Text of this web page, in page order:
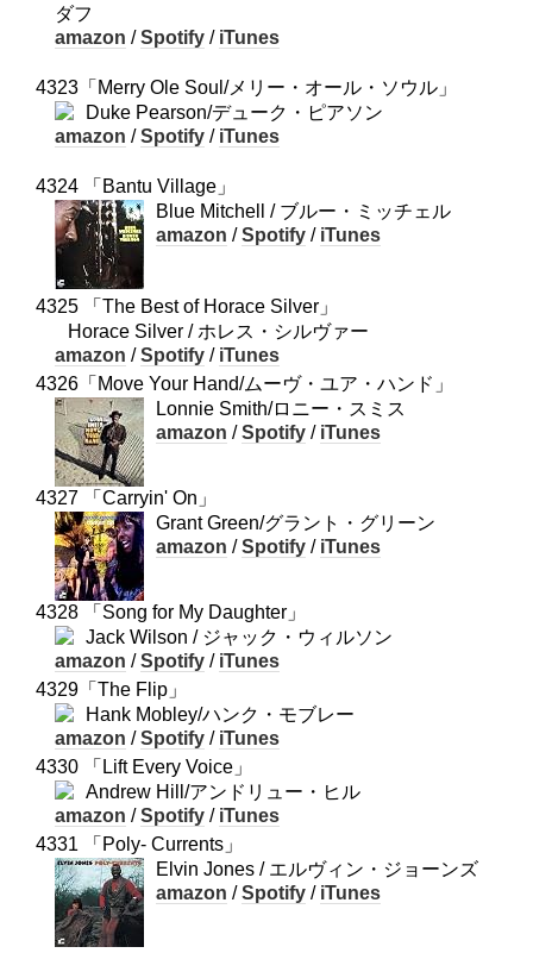
ダフ
amazon /Spotify / iTunes
4323「Merry Ole Soul/メリー・オール・ソウル」
Duke Pearson/デューク・ピアソン
amazon /Spotify / iTunes
4324 「Bantu Village」
Blue Mitchell / ブルー・ミッチェル
amazon /Spotify / iTunes
4325 「The Best of Horace Silver」
Horace Silver / ホレス・シルヴァー
amazon /Spotify / iTunes
4326「Move Your Hand/ムーヴ・ユア・ハンド」
Lonnie Smith/ロニー・スミス
amazon /Spotify / iTunes
4327 「Carryin' On」
Grant Green/グラント・グリーン
amazon /Spotify / iTunes
4328 「Song for My Daughter」
Jack Wilson / ジャック・ウィルソン
amazon /Spotify / iTunes
4329「The Flip」
Hank Mobley/ハンク・モブレー
amazon /Spotify / iTunes
4330 「Lift Every Voice」
Andrew Hill/アンドリュー・ヒル
amazon /Spotify / iTunes
4331 「Poly- Currents」
Elvin Jones / エルヴィン・ジョーンズ
amazon /Spotify / iTunes